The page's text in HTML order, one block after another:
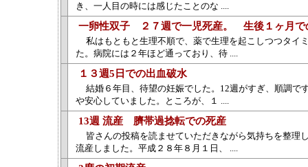
き、一人目の時には感じたことのな ....
一卵性双子 ２７週で一児死産。 生後１ヶ月で
私はもともと生理不順で、薬で生理を起こしつつタイ
た。病院には２年ほど通っており、待 ....
１３週5日での出血破水
結婚６年目、待望の妊娠でした。12週がすぎ、順調で
や安心していました。ところが、１ ....
13週 流産 臍帯過捻転での死産
皆さんの投稿を読ませていただきながら気持ちを整理
流産しました。平成２８年８月１日、 ....